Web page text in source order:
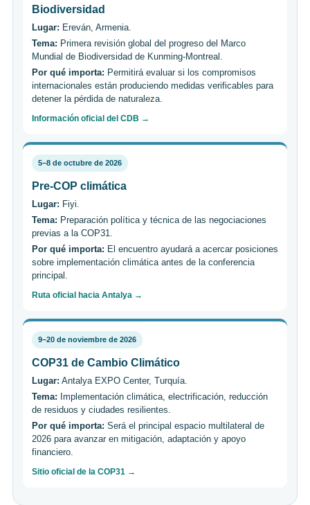
Biodiversidad
Lugar: Ereván, Armenia.
Tema: Primera revisión global del progreso del Marco
Mundial de Biodiversidad de Kunming-Montreal.
Por qué importa: Permitirá evaluar si los compromisos
internacionales están produciendo medidas verificables para
detener la pérdida de naturaleza.
Información oficial del CDB →
5–8 de octubre de 2026
Pre-COP climática
Lugar: Fiyi.
Tema: Preparación política y técnica de las negociaciones
previas a la COP31.
Por qué importa: El encuentro ayudará a acercar posiciones
sobre implementación climática antes de la conferencia
principal.
Ruta oficial hacia Antalya →
9–20 de noviembre de 2026
COP31 de Cambio Climático
Lugar: Antalya EXPO Center, Turquía.
Tema: Implementación climática, electrificación, reducción
de residuos y ciudades resilientes.
Por qué importa: Será el principal espacio multilateral de
2026 para avanzar en mitigación, adaptación y apoyo
financiero.
Sitio oficial de la COP31 →